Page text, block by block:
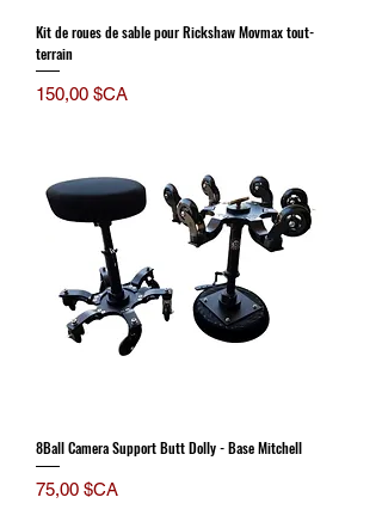
Kit de roues de sable pour Rickshaw Movmax tout-
terrain
Prix
150,00 $CA
8Ball Camera Support Butt Dolly - Base Mitchell
Prix
75,00 $CA